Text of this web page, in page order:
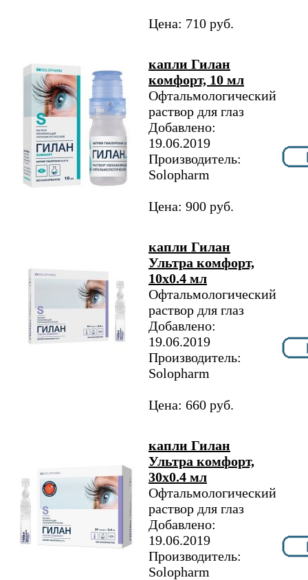
Цена: 710 руб.
капли Гилан
комфорт, 10 мл
Офтальмологический
раствор для глаз
Добавлено:
19.06.2019
Производитель:
Solopharm
Цена: 900 руб.
капли Гилан
Ультра комфорт,
10х0.4 мл
Офтальмологический
раствор для глаз
Добавлено:
19.06.2019
Производитель:
Solopharm
Цена: 660 руб.
капли Гилан
Ультра комфорт,
30х0.4 мл
Офтальмологический
раствор для глаз
Добавлено:
19.06.2019
Производитель:
Solopharm